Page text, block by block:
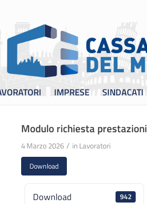
IMPRESE SINDACATI
Modulo richiesta prestazioni
4 Marzo 2026 / in Lavoratori
Download
Download 942